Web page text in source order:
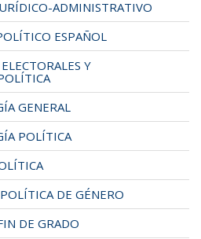
ADMINISTRATIVO
ESPAÑOL
Y
GENERAL
POLÍTICA
DE GÉNERO
DE GRADO